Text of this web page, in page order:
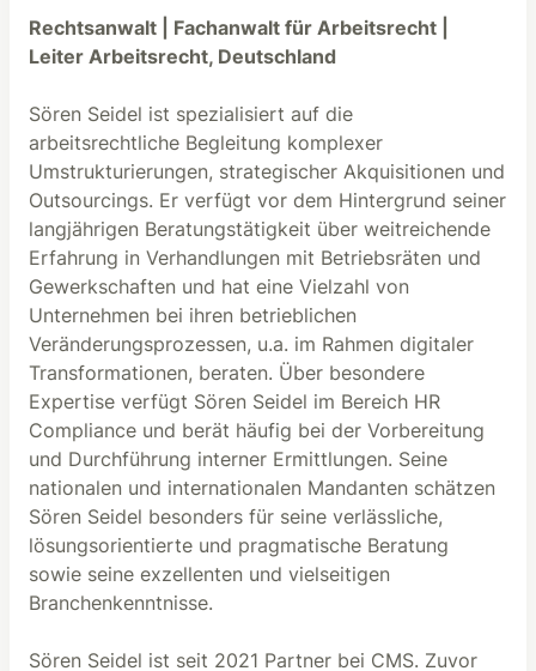
Rechtsanwalt | Fachanwalt für Arbeitsrecht |
Leiter Arbeitsrecht, Deutschland
Sören Seidel ist spezialisiert auf die
arbeitsrechtliche Begleitung komplexer
Umstrukturierungen, strategischer Akquisitionen und
Outsourcings. Er verfügt vor dem Hintergrund seiner
langjährigen Beratungstätigkeit über weitreichende
Erfahrung in Verhandlungen mit Betriebsräten und
Gewerkschaften und hat eine Vielzahl von
Unternehmen bei ihren betrieblichen
Veränderungsprozessen, u.a. im Rahmen digitaler
Transformationen, beraten. Über besondere
Expertise verfügt Sören Seidel im Bereich HR
Compliance und berät häufig bei der Vorbereitung
und Durchführung interner Ermittlungen. Seine
nationalen und internationalen Mandanten schätzen
Sören Seidel besonders für seine verlässliche,
lösungsorientierte und pragmatische Beratung
sowie seine exzellenten und vielseitigen
Branchenkenntnisse.
Sören Seidel ist seit 2021 Partner bei CMS. Zuvor